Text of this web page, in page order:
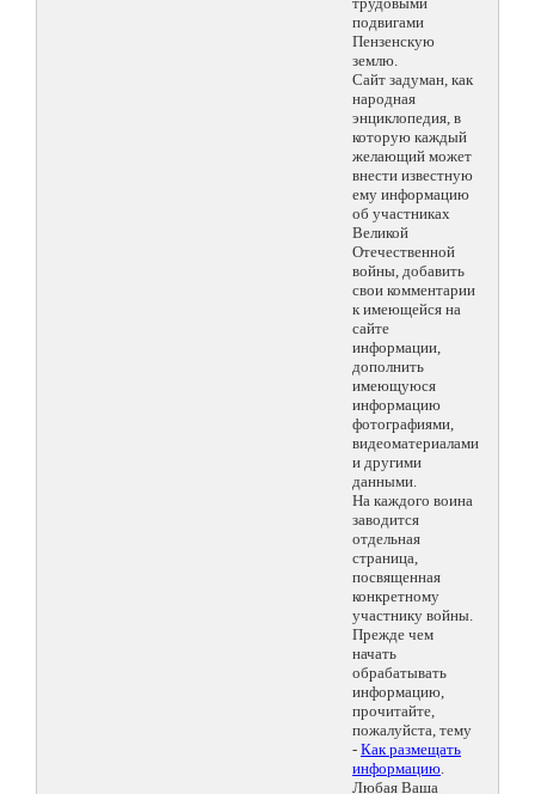
подвигами
Пензенскую
землю.
Сайт задуман, как
народная
энциклопедия, в
которую каждый
желающий может
внести известную
ему информацию
об участниках
Великой
Отечественной
войны, добавить
свои комментарии
к имеющейся на
сайте
информации,
дополнить
имеющуюся
информацию
фотографиями,
видеоматериалами
и другими
данными.
На каждого воина
заводится
отдельная
страница,
посвященная
конкретному
участнику войны.
Прежде чем
начать
обрабатывать
информацию,
прочитайте,
пожалуйста, тему
- Как размещать
информацию.
Любая Ваша